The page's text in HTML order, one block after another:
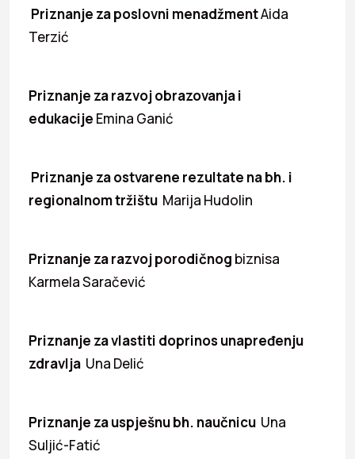
Priznanje za poslovni menadžmentAida
Terzić
Priznanje za razvoj obrazovanja i
edukacije Emina Ganić
Priznanje za ostvarene rezultate na bh. i
regionalnom tržištu Marija Hudolin
Priznanje za razvoj porodičnog biznisa
Karmela Saračević
Priznanje za vlastiti doprinos unapređenju
zdravlja Una Delić
Priznanje za uspješnu bh. naučnicu Una
Suljić-Fatić